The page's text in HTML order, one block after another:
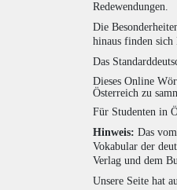
Redewendungen.
Die
hinaus finden
Das
Dieses Online
Österreich zu
Für Studenten in
Hinweis: Das
Vokabular der
Verlag und dem
Unsere Seite hat